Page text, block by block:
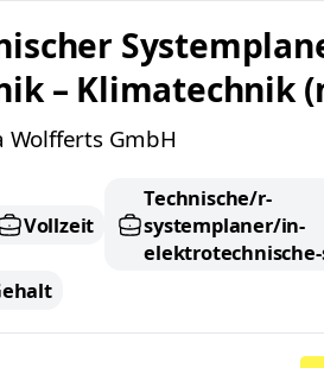
V/A Technik –
– Klimatechnik
Wolfferts GmbH
Vollzeit
Technische/r-
systemplaner/in-